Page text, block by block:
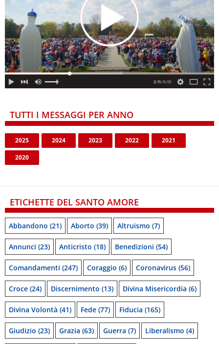
TUTTI I MESSAGGI PER ANNO
2025 2024 2023 2022 2021
2020
ETICHETTE DEL SANTO AMORE
Abbandono (21) Aborto (39) Altruismo (7)
Annunci (23) Anticristo (18) Benedizioni (54)
Comandamenti (247) Coraggio (6) Coronavirus (56)
Croce (24) Discernimento (13) Divina Misericordia (6)
Divina Volontà (41) Fede (77) Fiducia (165)
Giudizio (23) Grazia (63) Guerra (7) Liberalismo (4)